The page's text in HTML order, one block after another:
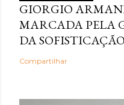
GIORGIO
MARCADA PELA
DA SOFISTICAÇÃO
Compartilhar